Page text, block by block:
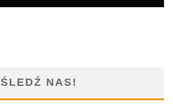
ŚLEDŹ NAS!